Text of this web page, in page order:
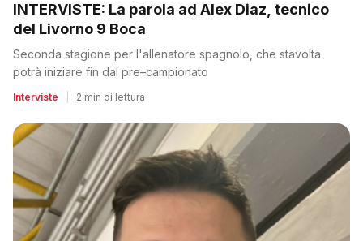
INTERVISTE: La parola ad Alex Diaz, tecnico
del Livorno 9 Boca
Seconda stagione per l'allenatore spagnolo, che stavolta
potrà iniziare fin dal pre–campionato
Interviste 2 min di lettura